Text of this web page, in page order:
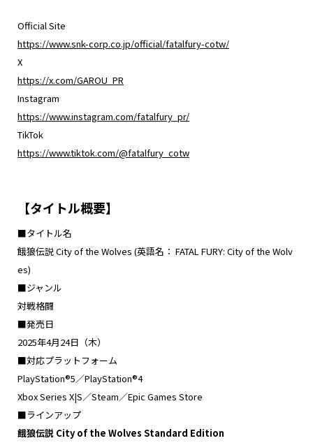
Official Site
https://www.snk-corp.co.jp/official/fatalfury-cotw/
X
https://x.com/GAROU_PR
Instagram
https://www.instagram.com/fatalfury_pr/
TikTok
https://www.tiktok.com/@fatalfury_cotw
【タイトル概要】
■タイトル名
餓狼伝説 City of the Wolves (英語名： FATAL FURY: City of the Wolv
es)
■ジャンル
対戦格闘
■発売日
2025年4月24日（木）
■対応プラットフォーム
PlayStation®5／PlayStation®4
Xbox Series X|S／Steam／Epic Games Store
■ラインアップ
餓狼伝説 City of the Wolves Standard Edition